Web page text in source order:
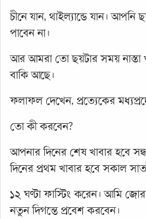
চীনে যান, থাইল্যান্ডে যান। আপনি
পাবেন না।
আর আমরা তো ছয়টার সময় নাস্তা
বাকি আছে।
ফলাফল দেখেন, প্রত্যেকের
তো কী করবেন?
আপনার দিনের শেষ খাবার হবে
দিনের প্রথম খাবার হবে সকাল
১২ ঘণ্টা ফাস্টিং করেন। আমি
নতুন দিগন্তে প্রবেশ করবেন।